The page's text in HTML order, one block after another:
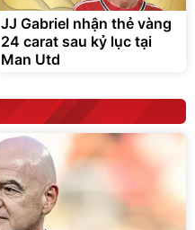
JJ Gabriel nhận thẻ vàng
24 carat sau kỷ lục tại
Man Utd